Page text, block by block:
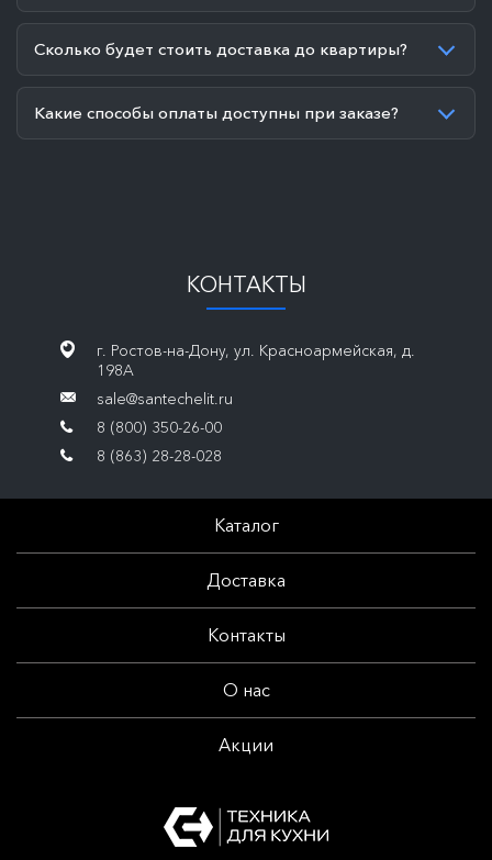
Сколько будет стоить доставка до квартиры?
Какие способы оплаты доступны при заказе?
КОНТАКТЫ
г. Ростов-на-Дону, ул. Красноармейская, д.
198А
sale@santechelit.ru
8 (800) 350-26-00
8 (863) 28-28-028
Каталог
Доставка
Контакты
О нас
Акции